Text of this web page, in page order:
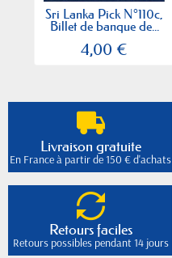
Sri Lanka Pick N°110c,
Billet de banque de...
4,00 €
Livraison gratuite
En France à partir de 150 € d'achats
Retours faciles
Retours possibles pendant 14 jours